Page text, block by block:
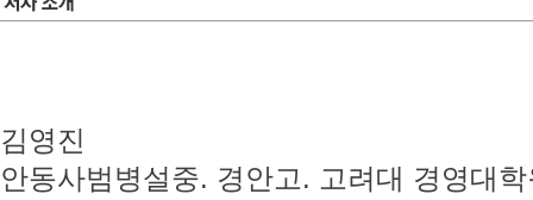
김영진
안동사범병설중. 경안고. 고려대 경영대